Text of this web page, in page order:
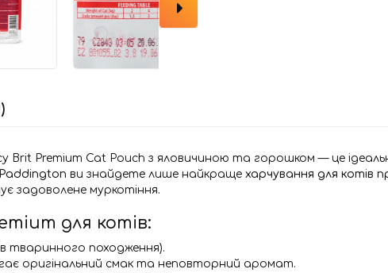
Brit Premium Cat Pouch з яловичиною та горошком — це
ви знайдете лише найкраще харчування для котів
задоволене муркотіння.
для котів:
тваринного походження).
оригінальний смак та неповторний аромат.